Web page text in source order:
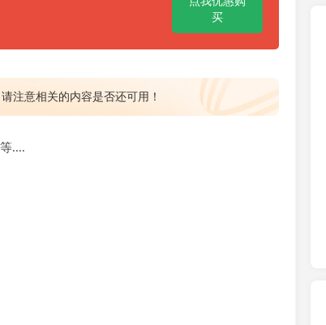
买
注意相关的内容是否还可用！
....